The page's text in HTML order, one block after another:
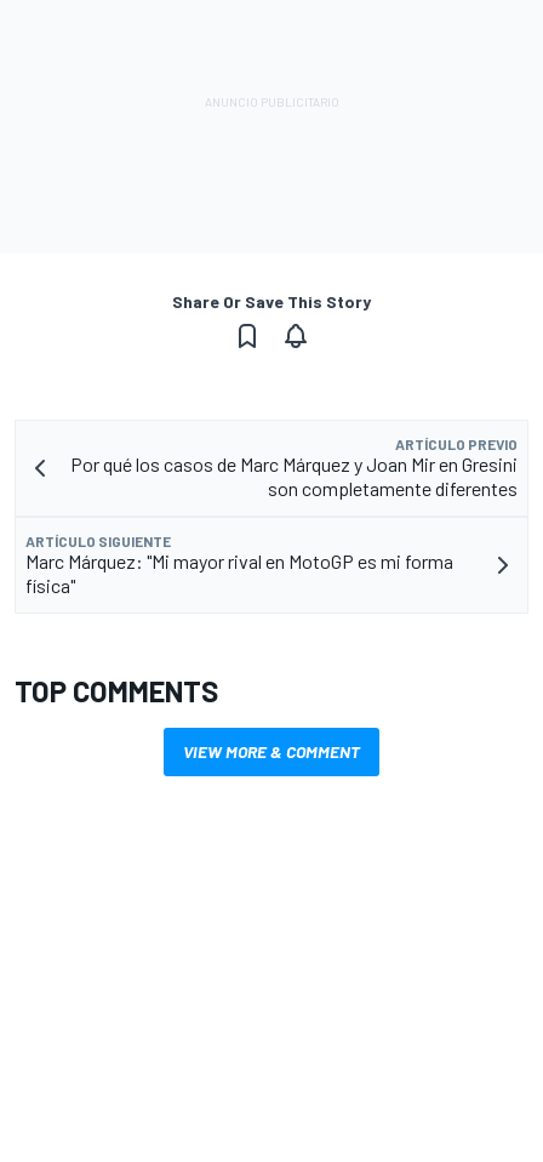
Share Or Save This Story
ARTÍCULO PREVIO
Por qué los casos de Marc Márquez y Joan Mir en Gresini
son completamente diferentes
ARTÍCULO SIGUIENTE
Marc Márquez: "Mi mayor rival en MotoGP es mi forma
física"
TOP COMMENTS
VIEW MORE & COMMENT